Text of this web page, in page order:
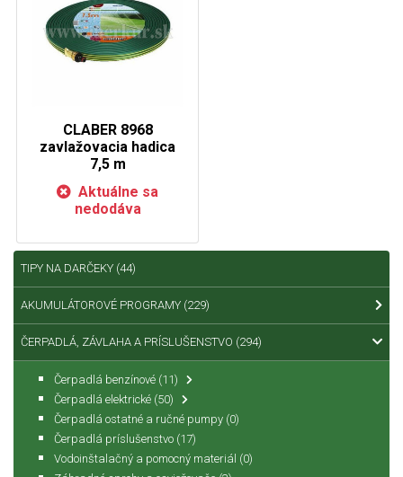
CLABER 8968
zavlažovacia hadica
7,5 m
Aktuálne sa
nedodáva
TIPY NA DARČEKY (44)
AKUMULÁTOROVÉ PROGRAMY (229)
ČERPADLÁ, ZÁVLAHA A PRÍSLUŠENSTVO (294)
Čerpadlá benzínové (11)
Čerpadlá elektrické (50)
Čerpadlá ostatné a ručné pumpy (0)
Čerpadlá príslušenstvo (17)
Vodoinštalačný a pomocný materiál (0)